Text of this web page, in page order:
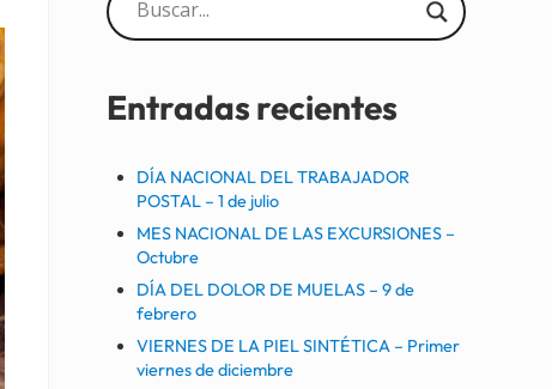
Sidebar
Entradas recientes
DÍA NACIONAL DEL TRABAJADOR
POSTAL – 1 de julio
MES NACIONAL DE LAS EXCURSIONES –
Octubre
DÍA DEL DOLOR DE MUELAS – 9 de
febrero
VIERNES DE LA PIEL SINTÉTICA – Primer
viernes de diciembre